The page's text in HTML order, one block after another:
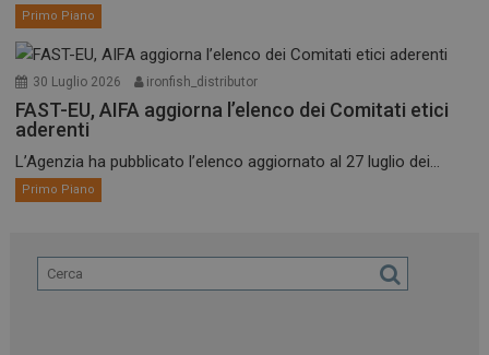
Primo Piano
30 Luglio 2026 ironfish_distributor
FAST-EU, AIFA aggiorna l’elenco dei Comitati etici
aderenti
L’Agenzia ha pubblicato l’elenco aggiornato al 27 luglio dei...
Primo Piano